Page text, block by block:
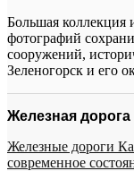
Большая коллекция
фотографий
сооружений,
Зеленогорск и его
Железная дорога
Железные дороги
современное